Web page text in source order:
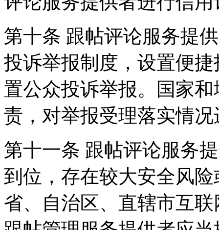
第十条 跟帖评论服务提
投诉举报制度，设置便
置公众投诉举报。国家
责，对举报受理落实情
第十一条 跟帖评论服务
到位，存在较大安全风
省、自治区、直辖市互